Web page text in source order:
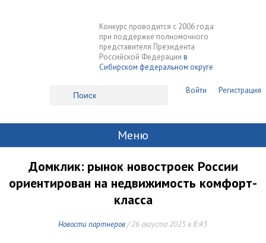
Конкурс проводится с 2006 года
при поддержке полномочного
представителя Президента
Российской Федерации в
Сибирском федеральном округе
Войти Регистрация
Меню
Домклик: рынок новостроек России
ориентирован на недвижимость комфорт-
класса
Новости партнеров / 26 августа 2025 в 8:43